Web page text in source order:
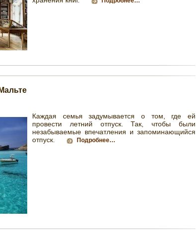
Каждая семья задумывается о том, где ей
провести летний отпуск. Так, чтобы были
незабываемые впечатления и запоминающийся
отпуск.
Подробнее…